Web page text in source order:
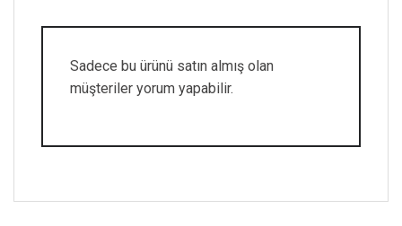
Sadece bu ürünü satın almış olan
müşteriler yorum yapabilir.